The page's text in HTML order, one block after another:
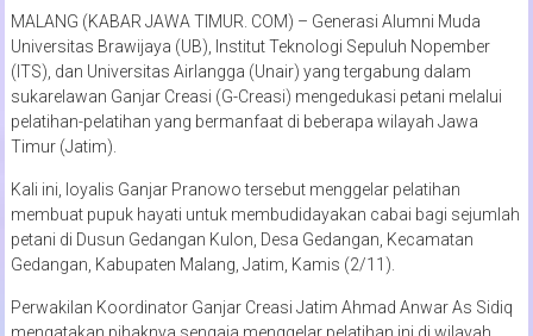
MALANG (KABAR JAWA TIMUR. COM) – Generasi Alumni Muda
Universitas Brawijaya (UB), Institut Teknologi Sepuluh Nopember
(ITS), dan Universitas Airlangga (Unair) yang tergabung dalam
sukarelawan Ganjar Creasi (G-Creasi) mengedukasi petani melalui
pelatihan-pelatihan yang bermanfaat di beberapa wilayah Jawa
Timur (Jatim).
Kali ini, loyalis Ganjar Pranowo tersebut menggelar pelatihan
membuat pupuk hayati untuk membudidayakan cabai bagi sejumlah
petani di Dusun Gedangan Kulon, Desa Gedangan, Kecamatan
Gedangan, Kabupaten Malang, Jatim, Kamis (2/11).
Perwakilan Koordinator Ganjar Creasi Jatim Ahmad Anwar As Sidiq